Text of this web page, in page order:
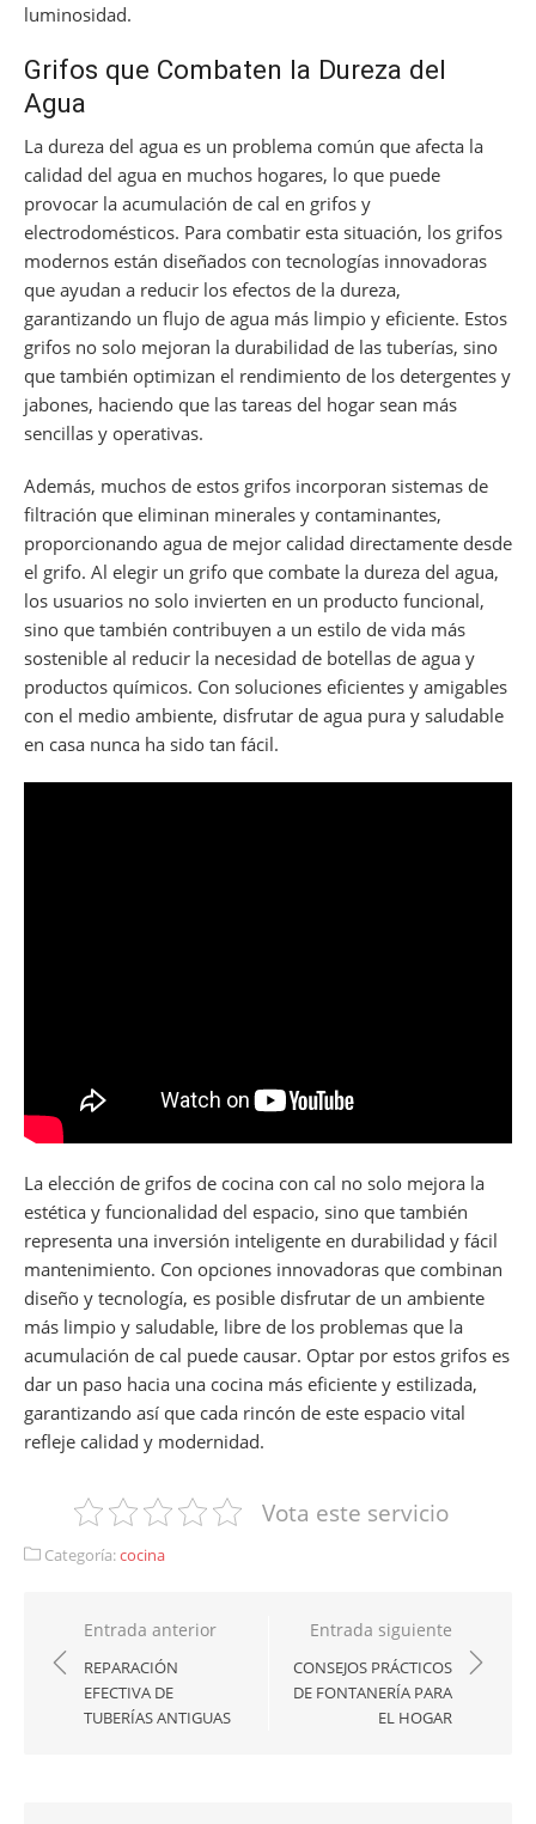
luminosidad.
Grifos que Combaten la Dureza del
Agua
La dureza del agua es un problema común que afecta la
calidad del agua en muchos hogares, lo que puede
provocar la acumulación de cal en grifos y
electrodomésticos. Para combatir esta situación, los grifos
modernos están diseñados con tecnologías innovadoras
que ayudan a reducir los efectos de la dureza,
garantizando un flujo de agua más limpio y eficiente. Estos
grifos no solo mejoran la durabilidad de las tuberías, sino
que también optimizan el rendimiento de los detergentes y
jabones, haciendo que las tareas del hogar sean más
sencillas y operativas.
Además, muchos de estos grifos incorporan sistemas de
filtración que eliminan minerales y contaminantes,
proporcionando agua de mejor calidad directamente desde
el grifo. Al elegir un grifo que combate la dureza del agua,
los usuarios no solo invierten en un producto funcional,
sino que también contribuyen a un estilo de vida más
sostenible al reducir la necesidad de botellas de agua y
productos químicos. Con soluciones eficientes y amigables
con el medio ambiente, disfrutar de agua pura y saludable
en casa nunca ha sido tan fácil.
La elección de grifos de cocina con cal no solo mejora la
estética y funcionalidad del espacio, sino que también
representa una inversión inteligente en durabilidad y fácil
mantenimiento. Con opciones innovadoras que combinan
diseño y tecnología, es posible disfrutar de un ambiente
más limpio y saludable, libre de los problemas que la
acumulación de cal puede causar. Optar por estos grifos es
dar un paso hacia una cocina más eficiente y estilizada,
garantizando así que cada rincón de este espacio vital
refleje calidad y modernidad.
Vota este servicio
Categoría:cocina
Navegación
de
entradas
Entrada anterior
REPARACIÓN
EFECTIVA DE
TUBERÍAS ANTIGUAS
Entrada siguiente
CONSEJOS PRÁCTICOS
DE FONTANERÍA PARA
EL HOGAR